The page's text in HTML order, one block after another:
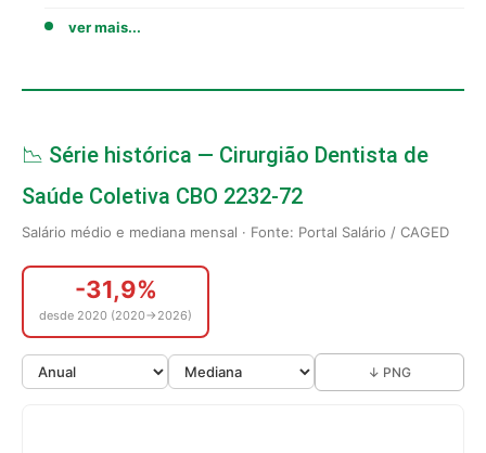
ver mais...
📉 Série histórica — Cirurgião Dentista de
Saúde Coletiva CBO 2232-72
Salário médio e mediana mensal · Fonte: Portal Salário / CAGED
-31,9%
desde 2020 (2020→2026)
↓ PNG